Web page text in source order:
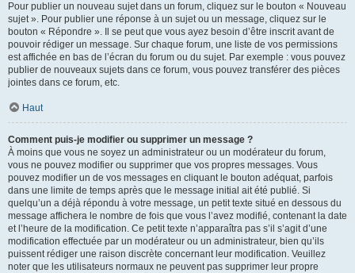
Pour publier un nouveau sujet dans un forum, cliquez sur le bouton « Nouveau
sujet ». Pour publier une réponse à un sujet ou un message, cliquez sur le
bouton « Répondre ». Il se peut que vous ayez besoin d’être inscrit avant de
pouvoir rédiger un message. Sur chaque forum, une liste de vos permissions
est affichée en bas de l’écran du forum ou du sujet. Par exemple : vous pouvez
publier de nouveaux sujets dans ce forum, vous pouvez transférer des pièces
jointes dans ce forum, etc.
Haut
Comment puis-je modifier ou supprimer un message ?
À moins que vous ne soyez un administrateur ou un modérateur du forum,
vous ne pouvez modifier ou supprimer que vos propres messages. Vous
pouvez modifier un de vos messages en cliquant le bouton adéquat, parfois
dans une limite de temps après que le message initial ait été publié. Si
quelqu’un a déjà répondu à votre message, un petit texte situé en dessous du
message affichera le nombre de fois que vous l’avez modifié, contenant la date
et l’heure de la modification. Ce petit texte n’apparaîtra pas s’il s’agit d’une
modification effectuée par un modérateur ou un administrateur, bien qu’ils
puissent rédiger une raison discrète concernant leur modification. Veuillez
noter que les utilisateurs normaux ne peuvent pas supprimer leur propre